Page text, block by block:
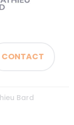
CONTACT
Bard